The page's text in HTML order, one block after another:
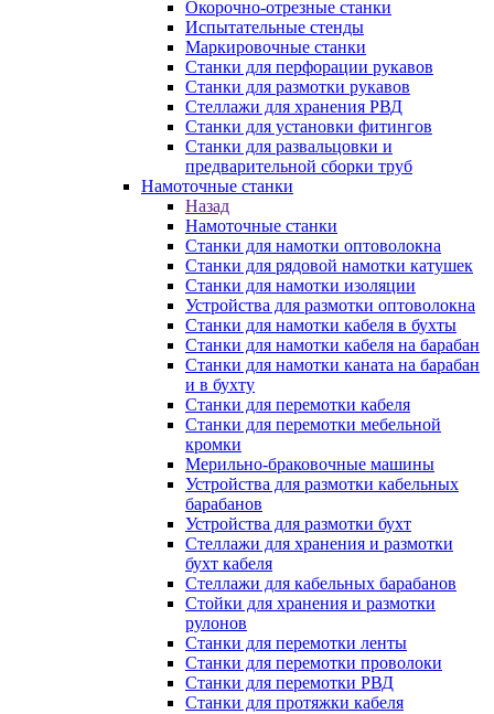
Окорочно-отрезные станки
Испытательные стенды
Маркировочные станки
Станки для перфорации рукавов
Станки для размотки рукавов
Стеллажи для хранения РВД
Станки для установки фитингов
Станки для развальцовки и
предварительной сборки труб
Намоточные станки
Назад
Намоточные станки
Станки для намотки оптоволокна
Станки для рядовой намотки катушек
Станки для намотки изоляции
Устройства для размотки оптоволокна
Станки для намотки кабеля в бухты
Станки для намотки кабеля на барабан
Станки для намотки каната на барабан
и в бухту
Станки для перемотки кабеля
Станки для перемотки мебельной
кромки
Мерильно-браковочные машины
Устройства для размотки кабельных
барабанов
Устройства для размотки бухт
Стеллажи для хранения и размотки
бухт кабеля
Стеллажи для кабельных барабанов
Стойки для хранения и размотки
рулонов
Станки для перемотки ленты
Станки для перемотки проволоки
Станки для перемотки РВД
Станки для протяжки кабеля